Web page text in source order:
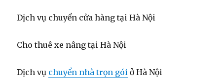
Dịch vụ chuyển cửa hàng tại Hà Nội
Cho thuê xe nâng tại Hà Nội
Dịch vụ chuyển nhà trọn gói ở Hà Nội